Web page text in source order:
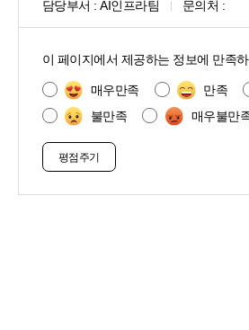
담당부서 : AI인프라팀 문의처 :
이 페이지에서 제공하는 정보에 만족
매우만족 만족
불만족
매우불만